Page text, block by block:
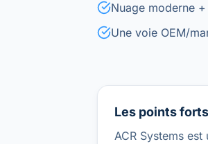
Nuage moderne
Une voie OEM/
Les points
ACR Systems